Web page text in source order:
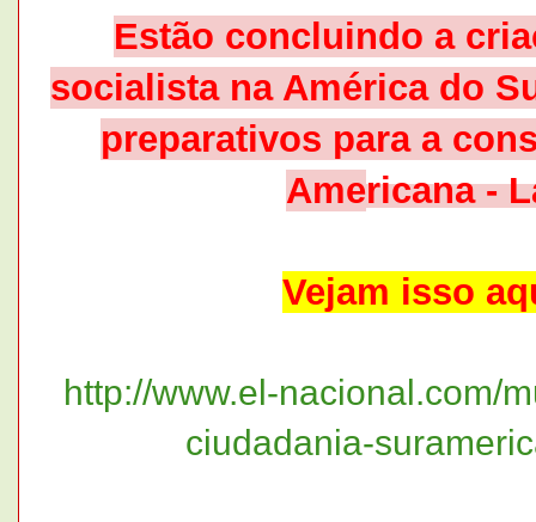
Estão concluindo a
socialista na América do
preparativos para a
Americana -
Vejam isso
http://www.el-nacional.com/
ciudadania-